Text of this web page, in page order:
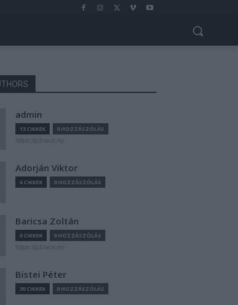
admin
13 CIKKEK 0 HOZZÁSZÓLÁS
https://p1race.hu
Adorján Viktor
6 CIKKEK 0 HOZZÁSZÓLÁS
Baricsa Zoltán
0 CIKKEK 0 HOZZÁSZÓLÁS
https://p1race.hu
Bistei Péter
30 CIKKEK 0 HOZZÁSZÓLÁS